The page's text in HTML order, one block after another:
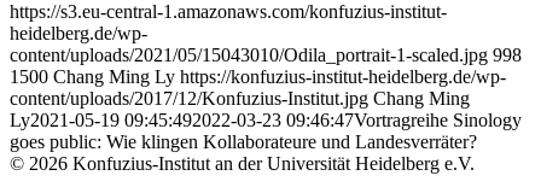
https://s3.eu-central-1.amazonaws.com/konfuzius-institut-
heidelberg.de/wp-
content/uploads/2021/05/15043010/Odila_portrait-1-scaled.jpg 998
1500 Chang Ming Ly https://konfuzius-institut-heidelberg.de/wp-
content/uploads/2017/12/Konfuzius-Institut.jpg Chang Ming
Ly2021-05-19 09:45:492022-03-23 09:46:47Vortragreihe Sinology
goes public: Wie klingen Kollaborateure und Landesverräter?
© 2026 Konfuzius-Institut an der Universität Heidelberg e.V.